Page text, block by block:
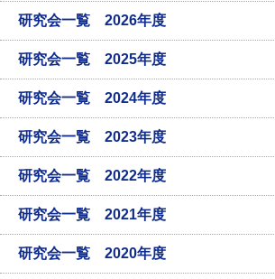
研究会一覧 2026年度
研究会一覧 2025年度
研究会一覧 2024年度
研究会一覧 2023年度
研究会一覧 2022年度
研究会一覧 2021年度
研究会一覧 2020年度